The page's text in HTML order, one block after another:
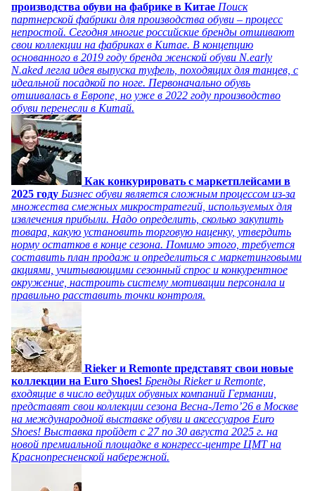
производства обуви на фабрике в Китае Поиск
партнерской фабрики для производства обуви – процесс
непростой. Сегодня многие российские бренды отшивают
свои коллекции на фабриках в Китае. В концепцию
основанного в 2019 году бренда женской обуви N.early
N.aked легла идея выпуска туфель, походящих для танцев, с
идеальной посадкой по ноге. Первоначально обувь
отшивалась в Европе, но уже в 2022 году производство
обуви перенесли в Китай.
Как конкурировать с маркетплейсами в
2025 году Бизнес обуви является сложным процессом из-за
множества смежных микростратегий, используемых для
извлечения прибыли. Надо определить, сколько закупить
товара, какую установить торговую наценку, утвердить
норму остатков в конце сезона. Помимо этого, требуется
составить план продаж и определиться с маркетинговыми
акциями, учитывающими сезонный спрос и конкурентное
окружение, настроить систему мотивации персонала и
правильно расставить точки контроля.
Rieker и Remonte представят свои новые
коллекции на Euro Shoes! Бренды Rieker и Remonte,
входящие в число ведущих обувных компаний Германии,
представят свои коллекции сезона Весна-Лето’26 в Москве
на международной выставке обуви и аксессуаров Euro
Shoes! Выставка пройдет c 27 по 30 августа 2025 г. на
новой премиальной площадке в конгресс-центре ЦМТ на
Краснопресненской набережной.